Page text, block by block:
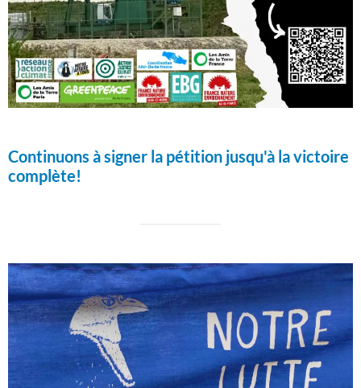
Continuons à signer la pétition jusqu'à la victoire
complète!